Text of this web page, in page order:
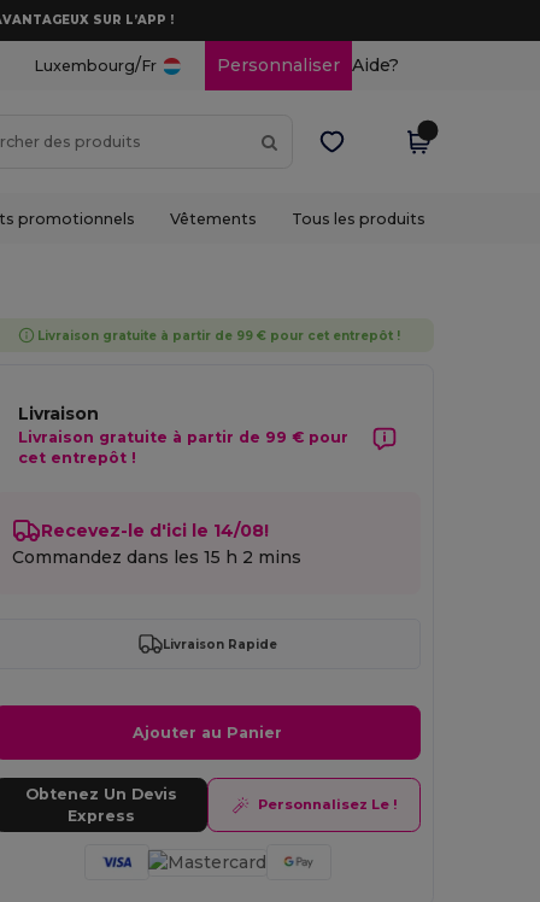
SUR L’APP !
Luxembourg/Fr Personnaliser Aide?
promotionnels Vêtements Tous les produits
Livraison gratuite à partir de 99 € pour cet entrepôt !
Livraison
Livraison gratuite à partir de 99 € pour
cet entrepôt !
Recevez-le d'ici le 14/08!
Commandez dans les15 h 2 mins
Livraison Rapide
Ajouter au Panier
Obtenez Un Devis
Express
Personnalisez Le !